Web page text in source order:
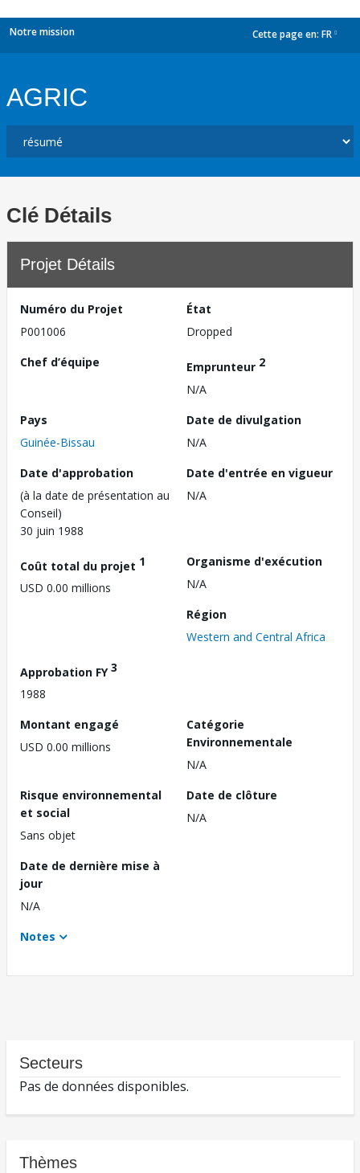
Notre mission Cette page en: FR
AGRIC
Clé Détails
Projet Détails
Numéro du Projet
P001006
État
Dropped
Chef d’équipe
Emprunteur 2
N/A
Pays
Guinée-Bissau
Date de divulgation
N/A
Date d'approbation
(à la date de présentation au
Conseil)
30 juin 1988
Date d'entrée en vigueur
N/A
Coût total du projet 1
USD 0.00 millions
Organisme d'exécution
N/A
Région
Western and Central Africa
Approbation FY3
1988
Montant engagé
USD 0.00 millions
Catégorie
Environnementale
N/A
Risque environnemental
et social
Sans objet
Date de clôture
N/A
Date de dernière mise à
jour
N/A
Notes
Secteurs
Pas de données disponibles.
Thèmes